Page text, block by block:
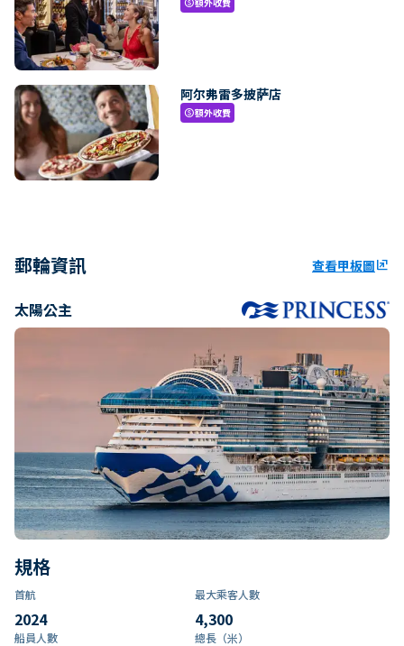
paid
阿尔弗雷多披萨店
paid額外收費
郵輪資訊 查看甲板圖ungroup
太陽公主
規格
首航
2024
最大乘客人數
4,300
船員人數 總長（米）